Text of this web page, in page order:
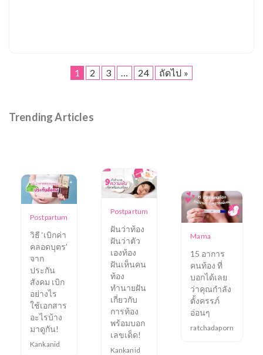
1 2 3 … 24 ถัดไป »
Trending Articles
Postpartum
วิธี ‘เบิกค่า
คลอดบุตร’
จาก
ประกัน
สังคม เบิก
อย่างไร
ใช้เอกสาร
อะไรบ้าง
มาดูกัน!
Kankanid
Postpartum
ฝันว่าท้อง
ฝันว่าตัว
เองท้อง
ฝันเห็นคน
ท้อง
ทำนายฝัน
เกี่ยวกับ
การท้อง
พร้อมบอก
เลขเด็ด!
Kankanid
Mama
15 อาการ
คนท้อง ที่
บอกได้เลย
ว่าคุณกำลัง
ตั้งครรภ์
อ่อนๆ
ratchadaporn